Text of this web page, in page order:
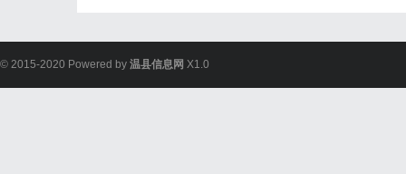
© 2015-2020 Powered by 温县信息网 X1.0